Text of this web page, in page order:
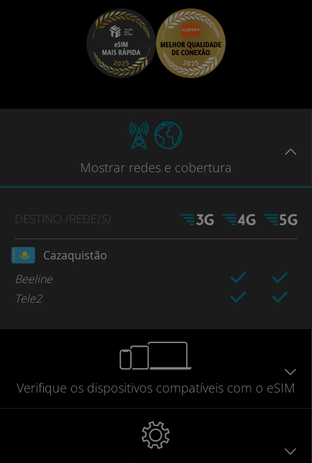
Mostrar redes e cobertura
DESTINO /REDE(S)
Cazaquistão
Beeline
Tele2
Verifique os dispositivos compatíveis com o eSIM